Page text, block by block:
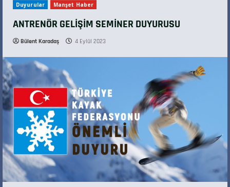
Duyurular Manşet Haber
ANTRENÖR GELİŞİM SEMİNER DUYURUSU
Bülent Karadaş 4 Eylül 2023